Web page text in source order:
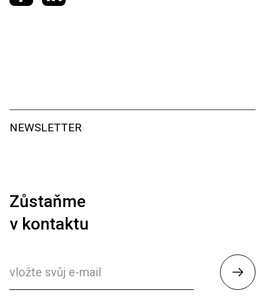
NEWSLETTER
Zůstaňme
v kontaktu